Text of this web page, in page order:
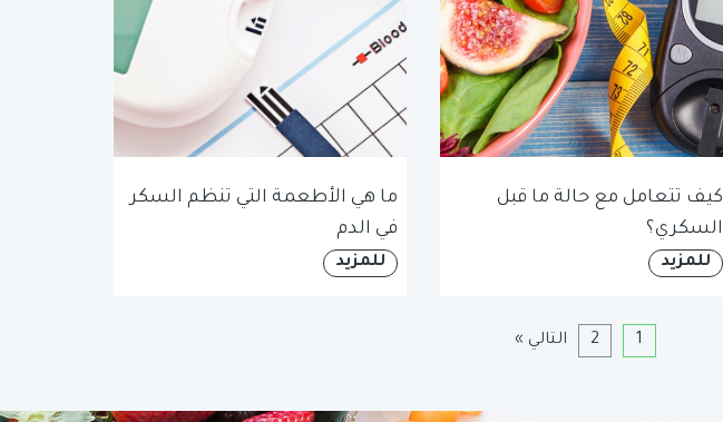
كيف تتعامل مع حالة ما قبل
السكري؟
للمزيد
ما هي الأطعمة التي تنظم السكر
في الدم
للمزيد
1
2 التالي »